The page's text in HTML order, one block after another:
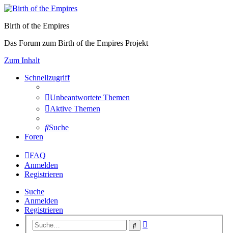
Birth of the Empires
Das Forum zum Birth of the Empires Projekt
Zum Inhalt
Schnellzugriff
Unbeantwortete Themen
Aktive Themen
Suche
Foren
FAQ
Anmelden
Registrieren
Suche
Anmelden
Registrieren
Suche